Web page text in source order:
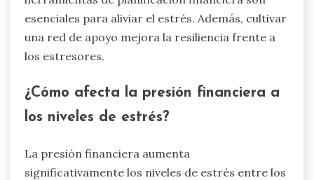
esenciales para aliviar el estrés. Además, cultivar
una red de apoyo mejora la resiliencia frente a
los estresores.
¿Cómo afecta la presión financiera a
los niveles de estrés?
La presión financiera aumenta
significativamente los niveles de estrés entre los